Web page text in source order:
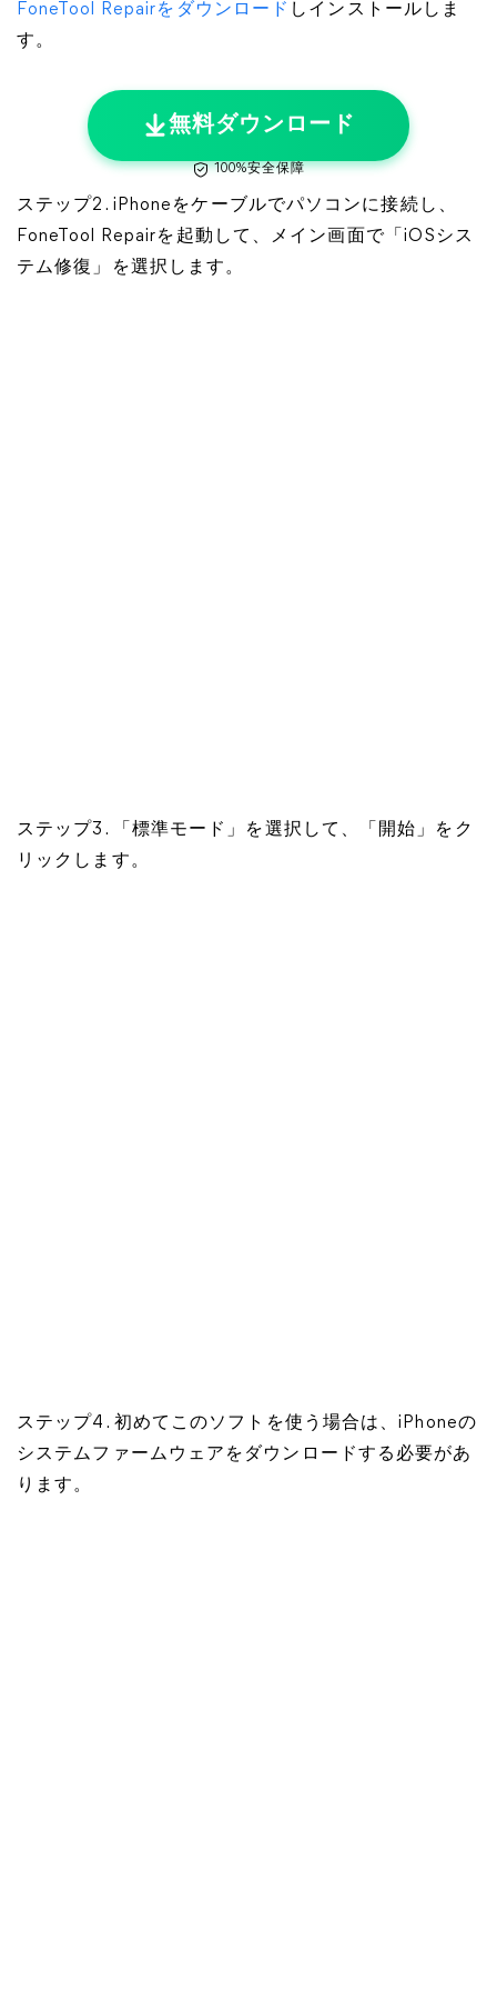
FoneTool Repairをダウンロード しインストールしま
す。
無料ダウンロード
100%安全保障
ステップ2. iPhoneをケーブルでパソコンに接続し、
FoneTool Repairを起動して、メイン画面で「iOSシス
テム修復」を選択します。
ステップ3. 「標準モード」を選択して、「開始」をク
リックします。
ステップ4. 初めてこのソフトを使う場合は、iPhoneの
システムファームウェアをダウンロードする必要があ
ります。